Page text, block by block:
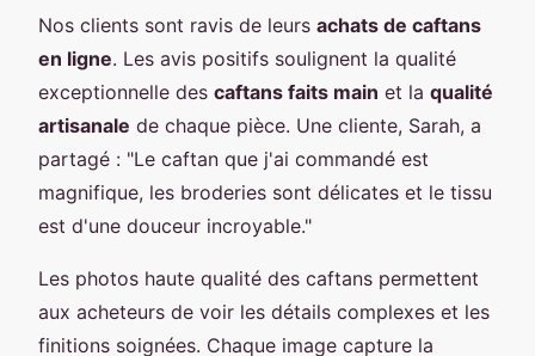
Nos clients sont ravis de leurs achats de caftans
en ligne. Les avis positifs soulignent la qualité
exceptionnelle des caftans faits main et la qualité
artisanale de chaque pièce. Une cliente, Sarah, a
partagé : "Le caftan que j'ai commandé est
magnifique, les broderies sont délicates et le tissu
est d'une douceur incroyable."
Les photos haute qualité des caftans permettent
aux acheteurs de voir les détails complexes et les
finitions soignées. Chaque image capture la